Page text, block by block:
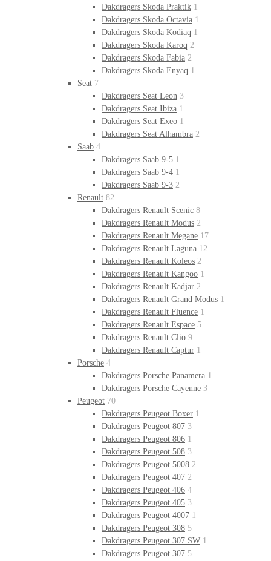
Dakdragers Skoda Praktik 1
Dakdragers Skoda Octavia 1
Dakdragers Skoda Kodiaq 1
Dakdragers Skoda Karoq 2
Dakdragers Skoda Fabia 2
Dakdragers Skoda Enyaq 1
Seat 7
Dakdragers Seat Leon 3
Dakdragers Seat Ibiza 1
Dakdragers Seat Exeo 1
Dakdragers Seat Alhambra 2
Saab 4
Dakdragers Saab 9-5 1
Dakdragers Saab 9-4 1
Dakdragers Saab 9-3 2
Renault 82
Dakdragers Renault Scenic 8
Dakdragers Renault Modus 2
Dakdragers Renault Megane 17
Dakdragers Renault Laguna 12
Dakdragers Renault Koleos 2
Dakdragers Renault Kangoo 1
Dakdragers Renault Kadjar 2
Dakdragers Renault Grand Modus 1
Dakdragers Renault Fluence 1
Dakdragers Renault Espace 5
Dakdragers Renault Clio 9
Dakdragers Renault Captur 1
Porsche 4
Dakdragers Porsche Panamera 1
Dakdragers Porsche Cayenne 3
Peugeot 70
Dakdragers Peugeot Boxer 1
Dakdragers Peugeot 807 3
Dakdragers Peugeot 806 1
Dakdragers Peugeot 508 3
Dakdragers Peugeot 5008 2
Dakdragers Peugeot 407 2
Dakdragers Peugeot 406 4
Dakdragers Peugeot 405 3
Dakdragers Peugeot 4007 1
Dakdragers Peugeot 308 5
Dakdragers Peugeot 307 SW 1
Dakdragers Peugeot 307 5